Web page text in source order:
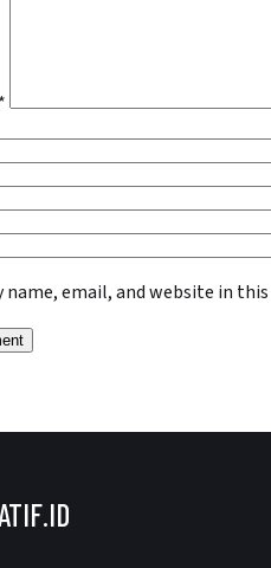
*
name, email, and website in